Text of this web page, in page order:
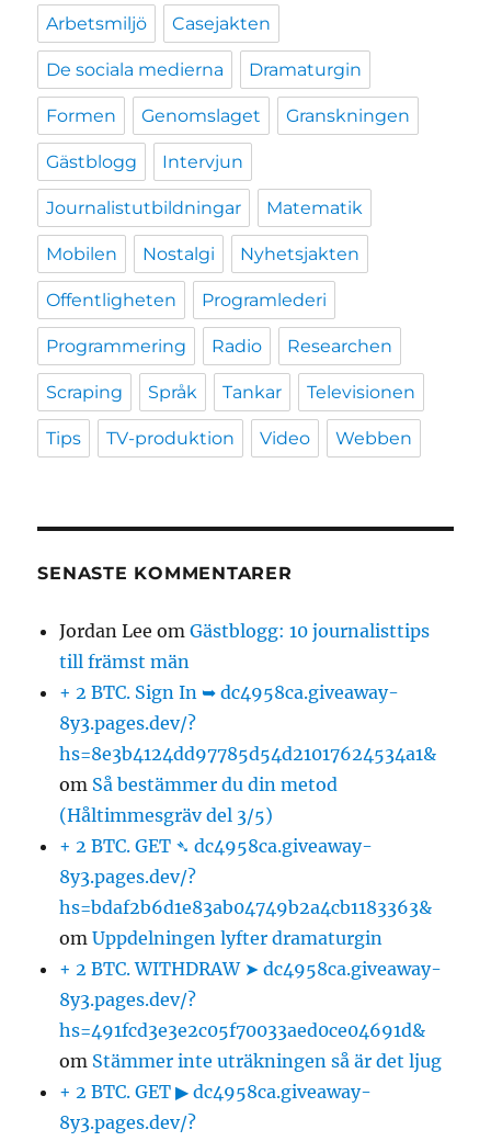
Arbetsmiljö Casejakten
De sociala medierna Dramaturgin
Formen Genomslaget Granskningen
Gästblogg Intervjun
Journalistutbildningar Matematik
Mobilen Nostalgi Nyhetsjakten
Offentligheten Programlederi
Programmering Radio Researchen
Scraping Språk Tankar Televisionen
Tips TV-produktion Video Webben
SENASTE KOMMENTARER
Jordan Lee omGästblogg: 10 journalisttips
till främst män
+ 2 BTC. Sign In ➥ dc4958ca.giveaway-
8y3.pages.dev/?
hs=8e3b4124dd97785d54d21017624534a1&
om Så bestämmer du din metod
(Håltimmesgräv del 3/5)
+ 2 BTC. GET ➴ dc4958ca.giveaway-
8y3.pages.dev/?
hs=bdaf2b6d1e83ab04749b2a4cb1183363&
omUppdelningen lyfter dramaturgin
+ 2 BTC. WITHDRAW ➤ dc4958ca.giveaway-
8y3.pages.dev/?
hs=491fcd3e3e2c05f70033aed0ce04691d&
om Stämmer inte uträkningen så är det ljug
+ 2 BTC. GET ▶ dc4958ca.giveaway-
8y3.pages.dev/?